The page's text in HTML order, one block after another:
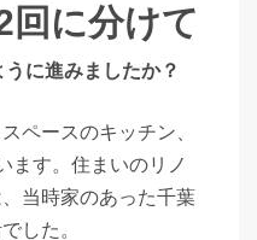
回に分けて
に進みましたか？
ペースのキッチン、
ます。住まいのリノ
当時家のあった千葉
した。